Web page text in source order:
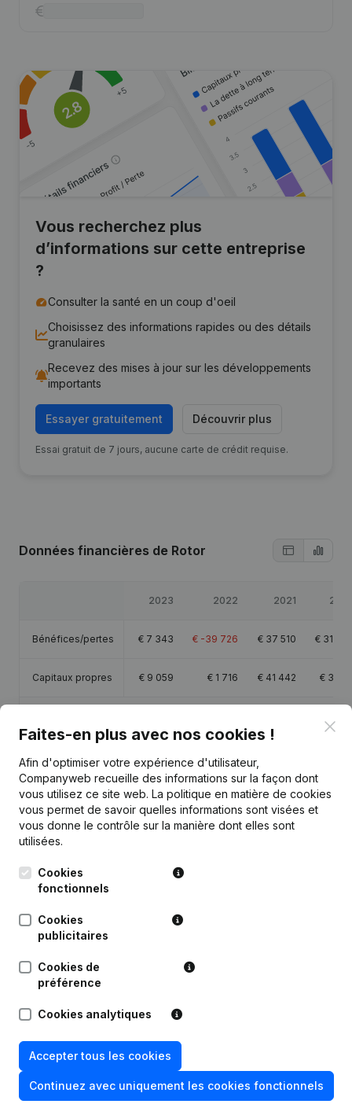
Vous recherchez plus
d’informations sur cette entreprise
?
Consulter la santé en un coup d'oeil
Choisissez des informations rapides ou des détails
granulaires
Recevez des mises à jour sur les développements
importants
Essayer gratuitement Découvrir plus
Essai gratuit de 7 jours, aucune carte de crédit requise.
Données financières de Rotor
2023 2022 2021
Bénéfices/pertes € 7 343 € -39 726 € 37 510 € 31
Capitaux propres € 9 059 € 1 716 € 41 442 € 3
Publicationsde Rotor
23-09-2022
Modification Forme Juridique -
08-01-2014
Verplaatsing Uitbatingszetel
(NL)
27-01-1995 Déplacement Siège Social(NL)
Faites-en plus avec nos cookies !
Afin d'optimiser votre expérience d'utilisateur,
Companyweb recueille des informations sur la façon dont
vous utilisez ce site web. La politique en matière de cookies
vous permet de savoir quelles informations sont visées et
vous donne le contrôle sur la manière dont elles sont
utilisées.
Cookies
fonctionnels
Cookies
publicitaires
Cookies de
préférence
Cookies analytiques
Accepter tous les cookies
Continuez avec uniquement les cookies fonctionnels